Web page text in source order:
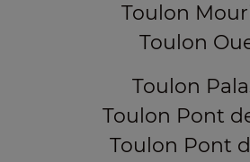
Toulon
Toulon
Toulon
Toulon Pont
Toulon Pont